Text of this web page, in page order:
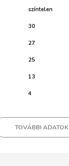
színtelen
30
27
25
13
4
TOVÁBBI ADATOK